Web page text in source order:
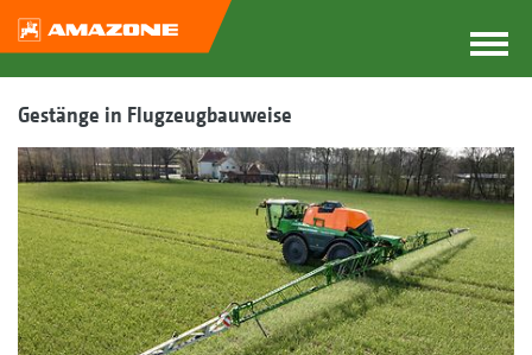
Gestänge in Flugzeugbauweise